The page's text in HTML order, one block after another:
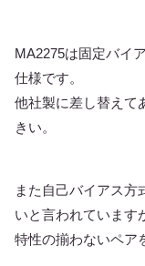
MA2275は固定バイ
仕様です。
他社製に差し替えて
きい。
また自己バイアス方
いと言われています
特性の揃わないペア